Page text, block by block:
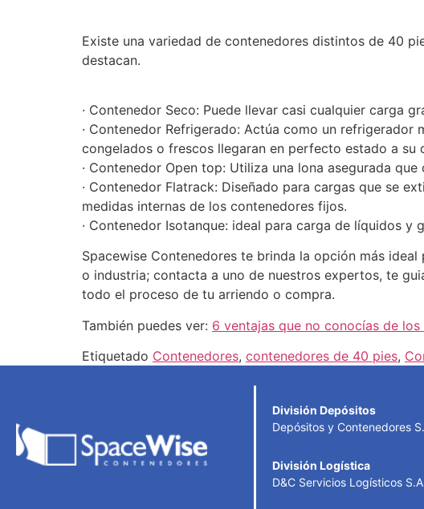
Existe una variedad de contenedores distintos de 40
destacan.
· Contenedor Seco: Puede llevar casi cualquier carga
· Contenedor Refrigerado: Actúa como un refrigerador
congelados o frescos llegaran en perfecto estado a su
· Contenedor Open top: Utiliza una lona asegurada
· Contenedor Flatrack: Diseñado para cargas que se
medidas internas de los contenedores fijos.
· Contenedor Isotanque: ideal para carga de líquidos y
Spacewise Contenedores te brinda la opción más
o industria; contacta a uno de nuestros expertos, te
todo el proceso de tu arriendo o compra.
También puedes ver: 6 ventajas que no conocías de
Etiquetado Contenedores, contenedores de 40 pies,
División Depósitos
Depósitos y Contenedores
División Logística
D&C Servicios Logísticos